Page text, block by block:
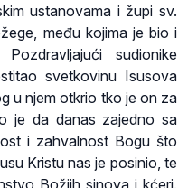
ustanovama i župi sv.
među kojima je bio i
sudionike
svetkovinu Isusova
u njem otkrio tko je on za
je da danas zajedno sa
i zahvalnost Bogu što
Kristu nas je posinio, te
Božjih sinova i kćeri.